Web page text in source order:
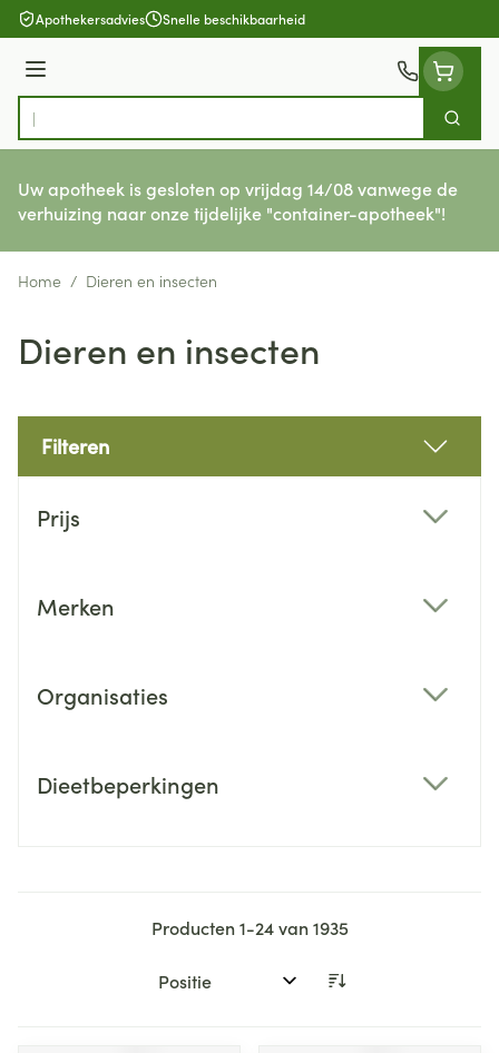
Ga naar de inhoud
Apothekersadvies Snelle beschikbaarheid
Menu
Product, merk, categorie...
Zoek
Uw apotheek is gesloten op vrijdag 14/08 vanwege de
verhuizing naar onze tijdelijke "container-apotheek"!
Home / Dieren en insecten
Dieren en insecten
Filteren
Prijs
Merken
Organisaties
Dieetbeperkingen
Producten1-24van1935
Sorteer op: